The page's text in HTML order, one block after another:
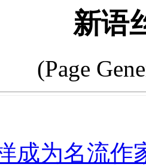
新语
(Page
成为名流作